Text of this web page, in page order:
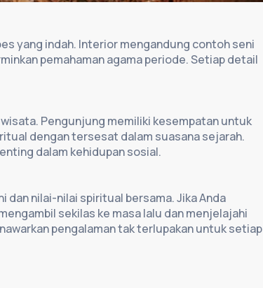
yang indah. Interior mengandung contoh seni
pemahaman agama periode. Setiap detail
Pengunjung memiliki kesempatan untuk
dengan tersesat dalam suasana sejarah.
dalam kehidupan sosial.
dan nilai-nilai spiritual bersama. Jika Anda
sekilas ke masa lalu dan menjelajahi
pengalaman tak terlupakan untuk setiap